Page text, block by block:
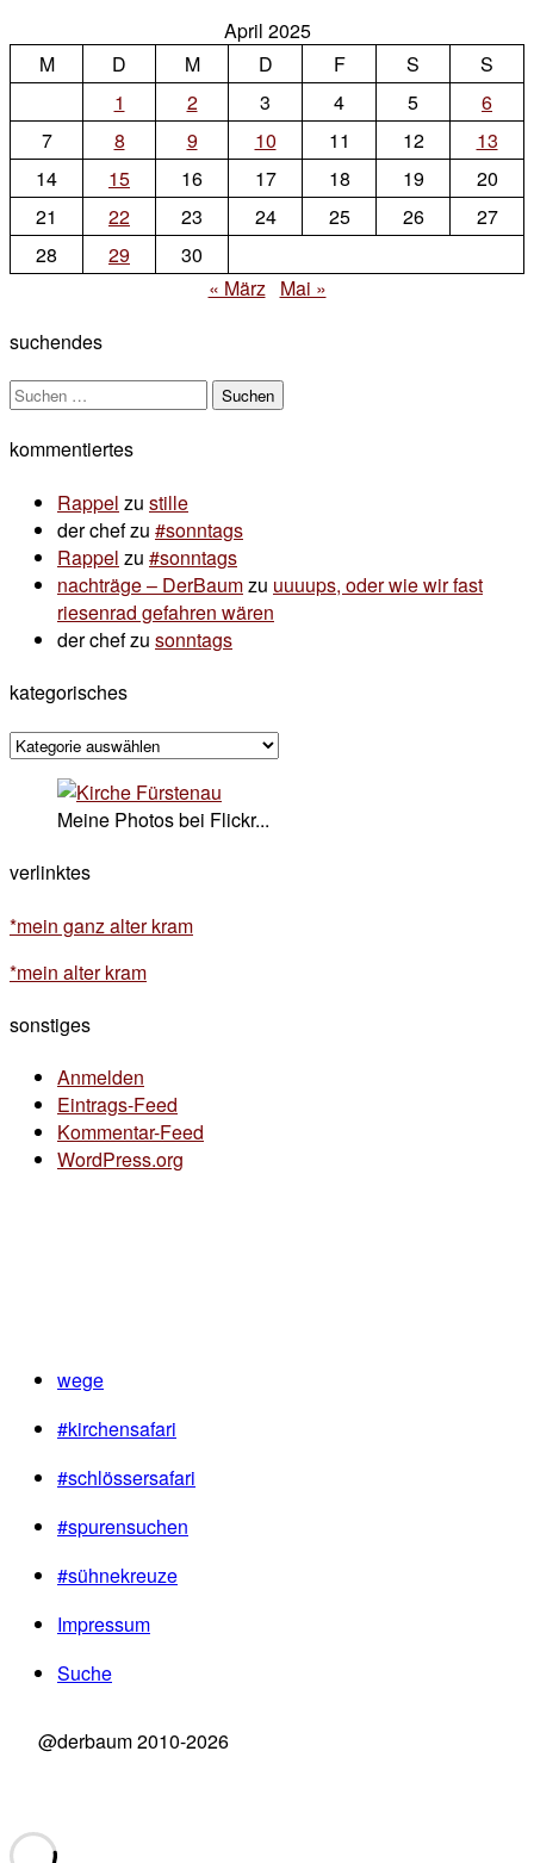
April 2025
M
D M D F S
S
1
2 3 4 5
6
7
8 9 10 11 12
13
14
15 16 17 18 19
20
21
22 23 24 25 26
27
28
29
30
« März Mai »
suchendes
Suchen
kommentiertes
Rappel zu stille
der chefzu #sonntags
Rappel zu #sonntags
nachträge – DerBaumzu uuuups, oder wie wir fast
riesenrad gefahren wären
der chefzu sonntags
kategorisches
kategorisches
Meine Photos bei Flickr...
verlinktes
*mein ganz alter kram
*mein alter kram
sonstiges
Anmelden
Eintrags-Feed
Kommentar-Feed
WordPress.org
wege
#kirchensafari
#schlössersafari
#spurensuchen
#sühnekreuze
Impressum
Suche
@derbaum 2010-2026